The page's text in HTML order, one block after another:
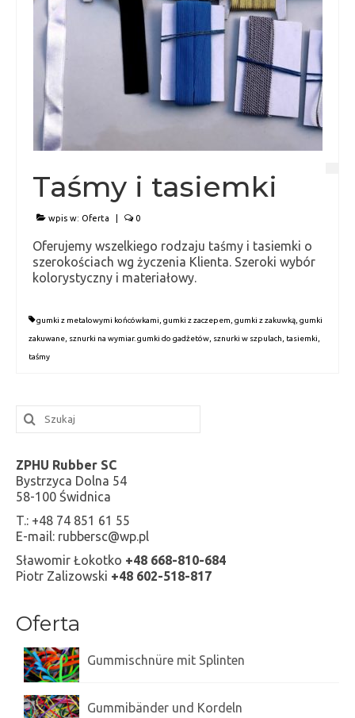
Taśmy i tasiemki
wpis w: Oferta 0
Oferujemy wszelkiego rodzaju taśmy i tasiemki o
szerokościach wg życzenia Klienta. Szeroki wybór
kolorystyczny i materiałowy.
gumki z metalowymi końcówkami gumki z zaczepem gumki z zakuwką gumki
zakuwane sznurki na wymiar. gumki do gadżetów sznurki w szpulach tasiemki
taśmy
ZPHU Rubber SC
Bystrzyca Dolna 54
58-100 Świdnica
T.: +48 74 851 61 55
E-mail: rubbersc@wp.pl
Sławomir Łokotko +48 668-810-684
Piotr Zalizowski +48 602-518-817
Oferta
Gummischnüre mit Splinten
Gummibänder und Kordeln